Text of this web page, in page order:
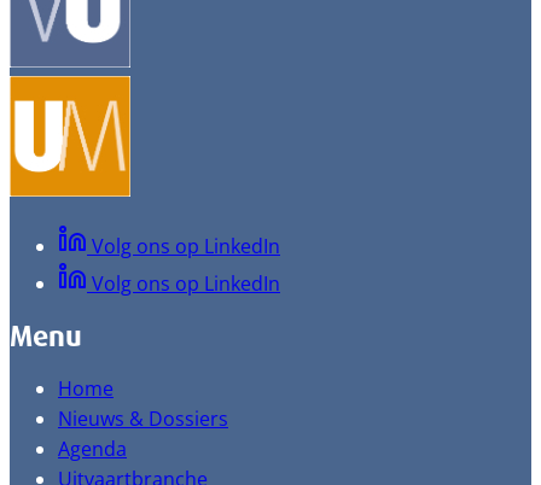
Volg ons op LinkedIn
Volg ons op LinkedIn
Menu
Home
Nieuws & Dossiers
Agenda
Uitvaartbranche